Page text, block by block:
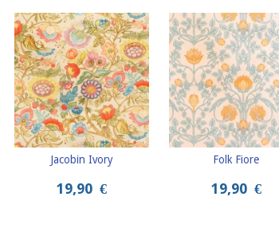
Jacobin Ivory
19,90 €
Folk Fiore
19,90 €